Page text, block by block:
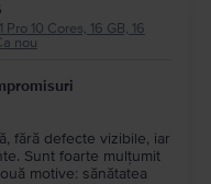
10 Cores, 16 GB, 16
nou
fără defecte vizibile, iar
Sunt foarte mulțumit
motive: sănătatea